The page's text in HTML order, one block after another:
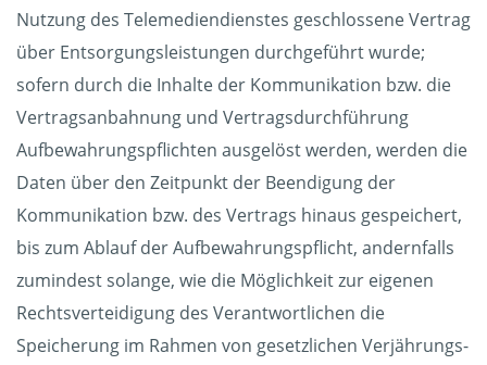
Nutzung des Telemediendienstes geschlossene Vertrag
über Entsorgungsleistungen durchgeführt wurde;
sofern durch die Inhalte der Kommunikation bzw. die
Vertragsanbahnung und Vertragsdurchführung
Aufbewahrungspflichten ausgelöst werden, werden die
Daten über den Zeitpunkt der Beendigung der
Kommunikation bzw. des Vertrags hinaus gespeichert,
bis zum Ablauf der Aufbewahrungspflicht, andernfalls
zumindest solange, wie die Möglichkeit zur eigenen
Rechtsverteidigung des Verantwortlichen die
Speicherung im Rahmen von gesetzlichen Verjährungs-